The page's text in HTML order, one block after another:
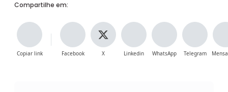
Compartilhe em:
Copiar link Facebook X Linkedin WhatsApp Telegram